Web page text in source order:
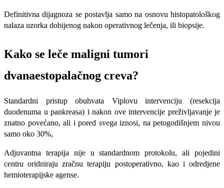
Definitivna dijagnoza se postavlja samo na osnovu histopatološkog
nalaza uzorka dobijenog nakon operativnog lečenja, ili biopsije.
Kako se leče maligni tumori
dvanaestopalačnog creva?
Standardni pristup obuhvata Viplovu intervenciju (resekcija
duodenuma u pankreasa) i nakon ove intervencije preživljavanje je
znatno povećano, ali i pored svega iznosi, na petogodišnjem nivou
samo oko 30%,
Adjuvantna terapija nije u standardnom protokolu, ali pojedini
centru oridniraju zračnu terapiju postoperativno, kao i odredjene
hemioterapijske agense.